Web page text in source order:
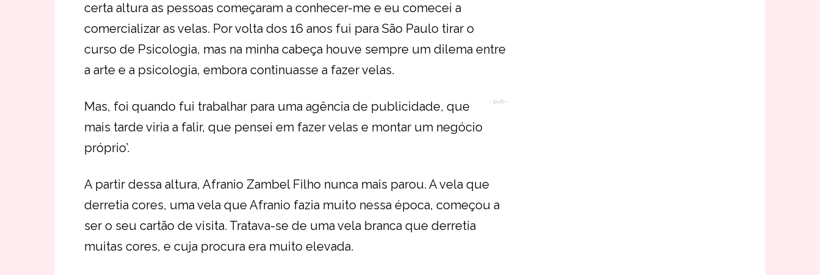
certa altura as pessoas começaram a conhecer-me e eu comecei a
comercializar as velas. Por volta dos 16 anos fui para São Paulo tirar o
curso de Psicologia, mas na minha cabeça houve sempre um dilema entre
a arte e a psicologia, embora continuasse a fazer velas.
- pub -
Mas, foi quando fui trabalhar para uma agência de publicidade, que
mais tarde viria a falir, que pensei em fazer velas e montar um negócio
próprio’.
A partir dessa altura, Afranio Zambel Filho nunca mais parou. A vela que
derretia cores, uma vela que Afranio fazia muito nessa época, começou a
ser o seu cartão de visita. Tratava-se de uma vela branca que derretia
muitas cores, e cuja procura era muito elevada.